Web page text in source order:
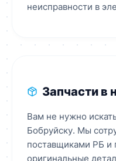
неисправности в
Запчасти в
Вам не нужно
Бобруйску. Мы
поставщиками РБ и
оригинальные